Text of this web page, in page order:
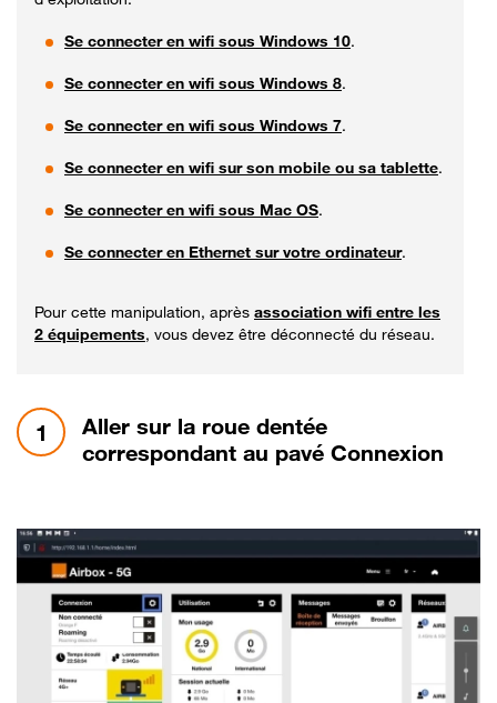
Se connecter en wifi sous Windows 10.
Se connecter en wifi sous Windows 8.
Se connecter en wifi sous Windows 7.
Se connecter en wifi sur son mobile ou sa tablette.
Se connecter en wifi sous Mac OS.
Se connecter en Ethernet sur votre ordinateur.
Pour cette manipulation, après association wifi entre les
2 équipements, vous devez être déconnecté du réseau.
1 étape 1:
Aller sur la roue dentée
correspondant au pavé Connexion